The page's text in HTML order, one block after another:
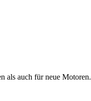
als auch für neue Motoren.